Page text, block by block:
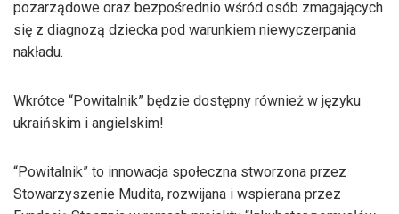
pozarządowe oraz bezpośrednio wśród osób zmagających
się z diagnozą dziecka pod warunkiem niewyczerpania
nakładu.
Wkrótce “Powitalnik” będzie dostępny również w języku
ukraińskim i angielskim!
“Powitalnik” to innowacja społeczna stworzona przez
Stowarzyszenie Mudita, rozwijana i wspierana przez